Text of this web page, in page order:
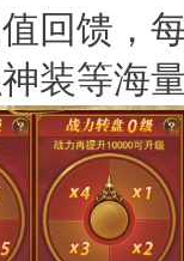
馈，每
装等海